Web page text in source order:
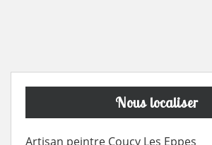
Nous localiser
Artisan peintre Coucy Les Eppes